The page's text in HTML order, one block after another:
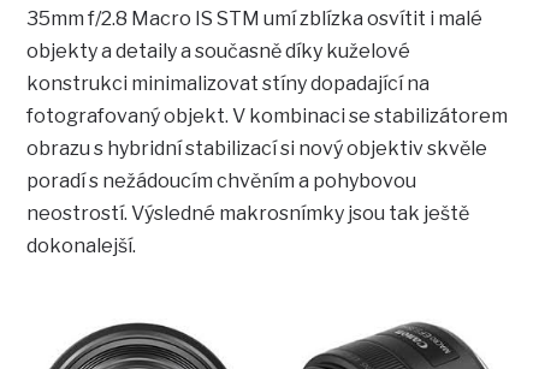
35mm f/2.8 Macro IS STM umí zblízka osvítit i malé
objekty a detaily a současně díky kuželové
konstrukci minimalizovat stíny dopadající na
fotografovaný objekt. V kombinaci se stabilizátorem
obrazu s hybridní stabilizací si nový objektiv skvěle
poradí s nežádoucím chvěním a pohybovou
neostrostí. Výsledné makrosnímky jsou tak ještě
dokonalejší.